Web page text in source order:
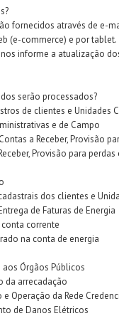
fornecidos através de e-
(e-commerce) e por tablet.
informe a atualização
serão processados?
de clientes e Unidades
e de Campo
a Receber, Provisão
Provisão para
dos clientes e
de Faturas de Energia
corrente
na conta de energia
Órgãos Públicos
da arrecadação
Operação da Rede
de Danos Elétricos